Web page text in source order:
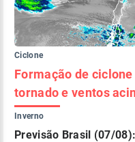
Ciclone
Formação de
tornado e ventos
Inverno
Previsão Brasil (07/